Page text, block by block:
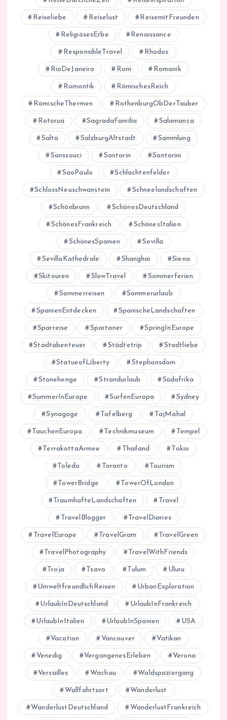
Reiseliebe Reiselust ReisemitFreunden
ReligiösesErbe Renaissance
ResponsibleTravel Rhodos
RioDeJaneiro Rom Romanik
Romantik RömischesReich
RömischeThermen RothenburgObDerTauber
Rotorua SagradaFamilia Salamanca
Salta SalzburgAltstadt Sammlung
Sanssouci Santorin Santorini
SaoPaulo Schlachtenfelder
SchlossNeuschwanstein Schneelandschaften
Schönbrunn SchönesDeutschland
SchönesFrankreich SchönesItalien
SchönesSpanien Sevilla
SevillaKathedrale Shanghai Siena
Skitouren SlowTravel Sommerferien
Sommerreisen Sommerurlaub
SpanienEntdecken SpanischeLandschaften
Sparreise Spartaner SpringInEurope
Stadtabenteuer Städtetrip Stadtliebe
StatueofLiberty Stephansdom
Stonehenge Strandurlaub Südafrika
SummerInEurope SurfenEuropa Sydney
Synagoge Tafelberg TajMahal
TauchenEuropa Technikmuseum Tempel
TerrakottaArmee Thailand Tokio
Toledo Toronto Tourism
TowerBridge TowerOfLondon
TraumhafteLandschaften Travel
TravelBlogger TravelDiaries
TravelEurope TravelGram TravelGreen
TravelPhotography TravelWithFriends
Troja Tsavo Tulum Uluru
UmweltfreundlichReisen UrbanExploration
UrlaubInDeutschland UrlaubInFrankreich
UrlaubInItalien UrlaubInSpanien USA
Vacation Vancouver Vatikan
Venedig VergangenesErleben Verona
Versailles Wachau Waldspaziergang
Wallfahrtsort Wanderlust
WanderlustDeutschland WanderlustFrankreich